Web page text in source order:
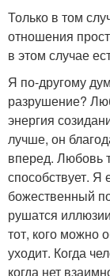
Только в том
отношения
в этом случае
Я по-другому
разрушение?
энергия
лучше, он
вперед. Любовь
способствует. Я
божественный
рушатся
тот, кого можно
уходит. Когда
когда нет